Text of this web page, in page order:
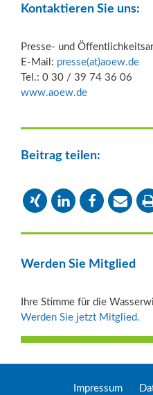
Kontaktieren Sie uns:
Presse- und
E-Mail: presse(at)aoew.de
Tel.: 0 30 / 39 74 36 06
www.aoew.de
Beitrag teilen:
Werden Sie Mitglied
Ihre Stimme für die
Werden Sie jetzt Mitglied.
Impressum